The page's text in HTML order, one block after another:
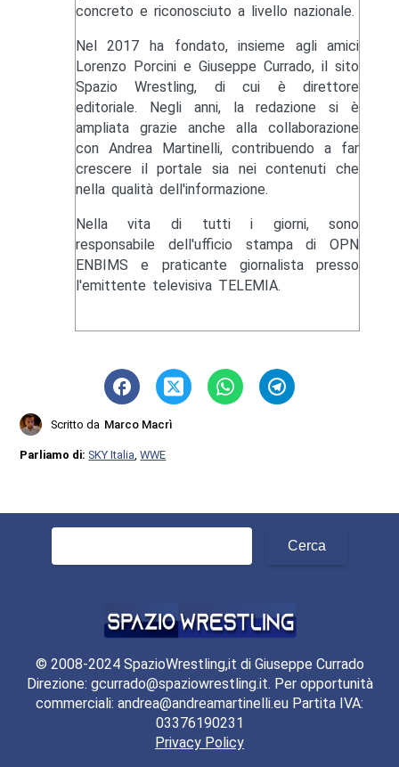
concreto e riconosciuto a livello nazionale.
Nel 2017 ha fondato, insieme agli amici
Lorenzo Porcini e Giuseppe Currado, il sito
Spazio Wrestling, di cui è direttore
editoriale. Negli anni, la redazione si è
ampliata grazie anche alla collaborazione
con Andrea Martinelli, contribuendo a far
crescere il portale sia nei contenuti che
nella qualità dell'informazione.
Nella vita di tutti i giorni, sono
responsabile dell'ufficio stampa di OPN
ENBIMS e praticante giornalista presso
l'emittente televisiva TELEMIA.
Scritto da Marco Macrì
Parliamo di:SKY Italia ,WWE
© 2008-2024 SpazioWrestling,it di Giuseppe Currado
Direzione: gcurrado@spaziowrestling.it. Per opportunità
commerciali: andrea@andreamartinelli.eu Partita IVA:
03376190231
Privacy Policy